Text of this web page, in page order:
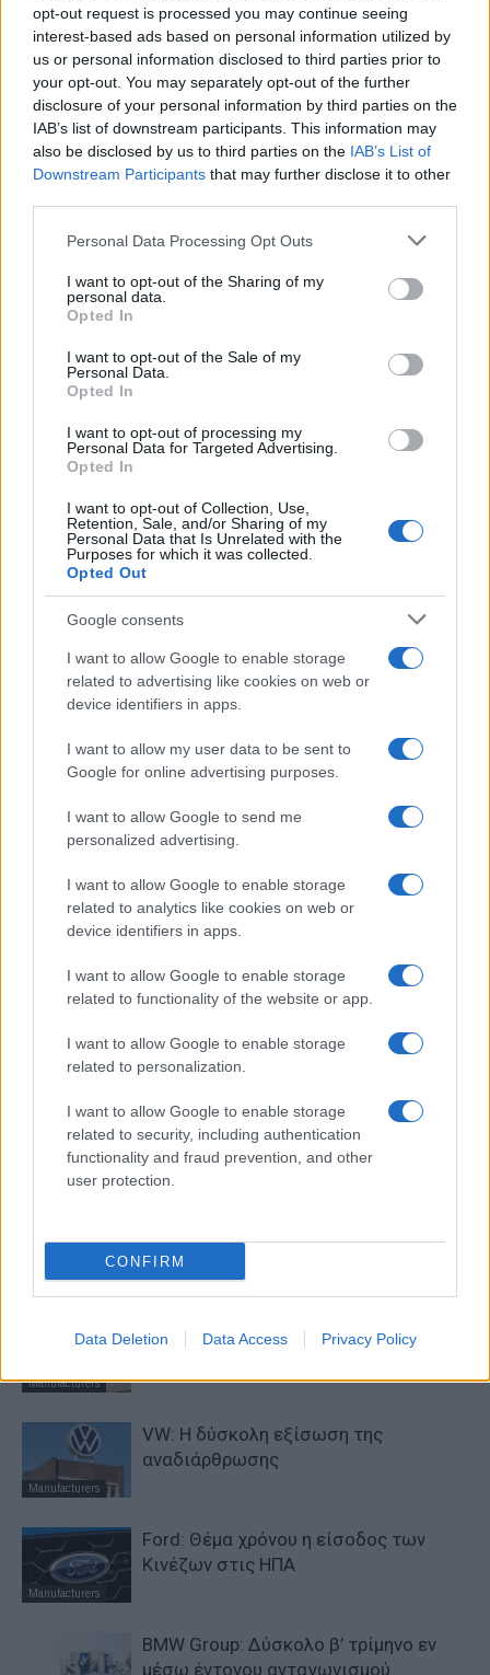
opt-out request is processed you may continue seeing
interest-based ads based on personal information utilized by
us or personal information disclosed to third parties prior to
your opt-out. You may separately opt-out of the further
disclosure of your personal information by third parties on the
IAB’s list of downstream participants. This information may
also be disclosed by us to third parties on the IAB’s List of
Downstream Participants that may further disclose it to other
Please note that this website/app uses one or more Google
not limited to your visit or usage behaviour. You may click to
grant or deny consent to Google and its third-party tags to
use your data for below specified purposes in below Google
consent section.
Personal Data Processing Opt Outs
I want to opt-out of the Sharing of my
personal data.
Opted In
I want to opt-out of the Sale of my
Personal Data.
Opted In
I want to opt-out of processing my
Personal Data for Targeted Advertising.
Opted In
I want to opt-out of Collection, Use,
Retention, Sale, and/or Sharing of my
Personal Data that Is Unrelated with the
Purposes for which it was collected.
Opted Out
Google consents
I want to allow Google to enable storage
related to advertising like cookies on web or
device identifiers in apps.
I want to allow my user data to be sent to
Google for online advertising purposes.
I want to allow Google to send me
personalized advertising.
I want to allow Google to enable storage
related to analytics like cookies on web or
device identifiers in apps.
I want to allow Google to enable storage
related to functionality of the website or app.
I want to allow Google to enable storage
related to personalization.
I want to allow Google to enable storage
related to security, including authentication
functionality and fraud prevention, and other
user protection.
CONFIRM
Data Deletion Data Access Privacy Policy
Η Chery επενδύει 75 εκατ. δολάρια στην KG Mobility
Ατρόμητος και Novibet
συνεχίζουν μαζί: Ανανέωση
18η συνεχόμενη χρονιά για τον ΟΤΕ στη διεθνή σειρά
δεικτών FTSE4Good
άνοιξε τις πύλες του σε όλους
ΕΤΙΚΕΤΕΣ Geely Auto
Προηγούμενο άρθρο
BP: Νέος Πρόεδρος o Albert
Επόμενο άρθρο
Stellantis: Πρώτα στοιχεία για
ΠΑΡΟΜΟΙΑ ΑΡΘΡΑ
ΠΕΡΙΣΣΟΤΕΡΑ ΑΠΟ ΤΟΝ ΔΗΜΙΟΥΡΓΟ
Manufacturers
αυτοκινητοβιομηχανία
Manufacturers
Η Chery επενδύει 75 εκατ. δολάρια
στην KG Mobility
Manufacturers
VW: Η δύσκολη εξίσωση της
αναδιάρθρωσης
Manufacturers
Ford: Θέμα χρόνου η είσοδος των
Κινέζων στις ΗΠΑ
BMW Group: Δύσκολο β’ τρίμηνο εν
μέσω έντονου ανταγωνισμού